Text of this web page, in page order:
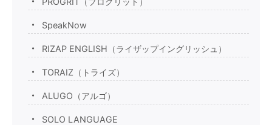
SpeakNow
RIZAP ENGLISH（ライザップイングリッシュ）
TORAIZ（トライズ）
ALUGO（アルゴ）
SOLO LANGUAGE